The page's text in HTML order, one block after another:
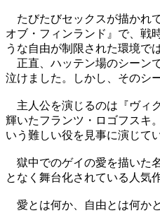
たびたびセックスが描かれ
オブ・フィンランド』で、戦
うな自由が制限された環境で
正直、ハッテン場のシーン
泣けました。しかし、そのシ
主人公を演じるのは『ヴィ
輝いたフランツ・ロゴフスキ
いう難しい役を見事に演じて
獄中でのゲイの愛を描いた
となく舞台化されている人気
愛とは何か、自由とは何か